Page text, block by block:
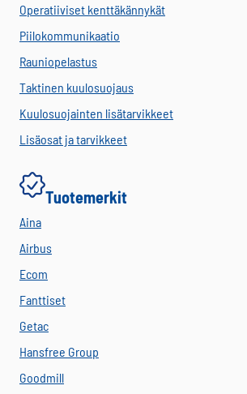
Operatiiviset kenttäkännykät
Piilokommunikaatio
Rauniopelastus
Taktinen kuulosuojaus
Kuulosuojainten lisätarvikkeet
Lisäosat ja tarvikkeet
Tuotemerkit
Aina
Airbus
Ecom
Fanttiset
Getac
Hansfree Group
Goodmill